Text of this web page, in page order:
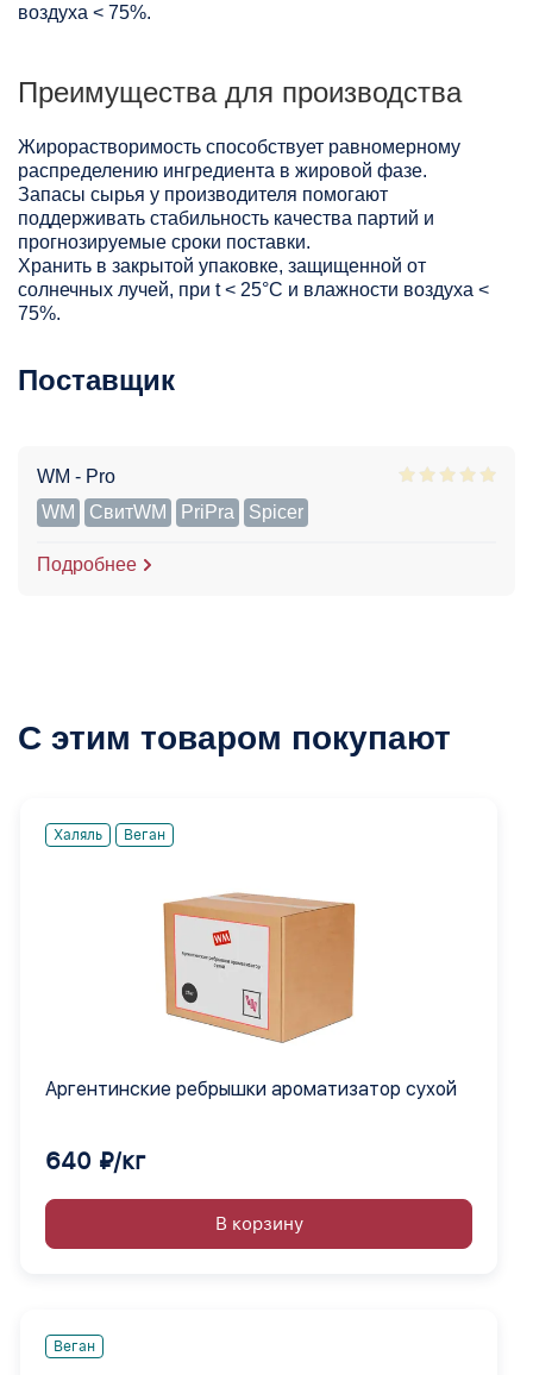
воздуха < 75%.
Преимущества для производства
Жирорастворимость способствует равномерному
распределению ингредиента в жировой фазе.
Запасы сырья у производителя помогают
поддерживать стабильность качества партий и
прогнозируемые сроки поставки.
Хранить в закрытой упаковке, защищенной от
солнечных лучей, при t < 25°С и влажности воздуха <
75%.
Поставщик
WM - Pro
WM
СвитWM PriPra Spicer
Подробнее
С этим товаром покупают
Халяль Веган
Аргентинские ребрышки ароматизатор сухой
640 ₽/кг
В корзину
Веган